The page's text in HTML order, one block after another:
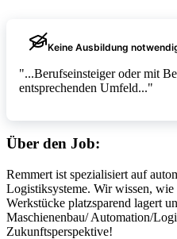
Keine Ausbildung
"...Berufseinsteiger oder mit
entsprechenden Umfeld..."
Über den Job:
Remmert ist spezialisiert auf
Logistiksysteme. Wir wissen,
Werkstücke platzsparend lagert
Maschienenbau/ Automation/
Zukunftsperspektive!